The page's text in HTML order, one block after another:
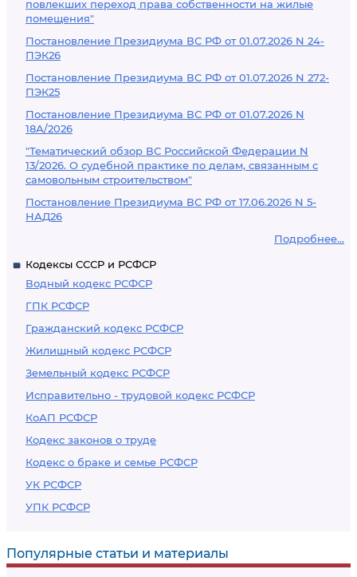
повлекших переход права собственности на жилые
помещения"
Постановление Президиума ВС РФ от 01.07.2026 N 24-
ПЭК26
Постановление Президиума ВС РФ от 01.07.2026 N 272-
ПЭК25
Постановление Президиума ВС РФ от 01.07.2026 N
18А/2026
"Тематический обзор ВС Российской Федерации N
13/2026. О судебной практике по делам, связанным с
самовольным строительством"
Постановление Президиума ВС РФ от 17.06.2026 N 5-
НАД26
Подробнее...
Кодексы СССР и РСФСР
Водный кодекс РСФСР
ГПК РСФСР
Гражданский кодекс РСФСР
Жилищный кодекс РСФСР
Земельный кодекс РСФСР
Исправительно - трудовой кодекс РСФСР
КоАП РСФСР
Кодекс законов о труде
Кодекс о браке и семье РСФСР
УК РСФСР
УПК РСФСР
Популярные статьи и материалы